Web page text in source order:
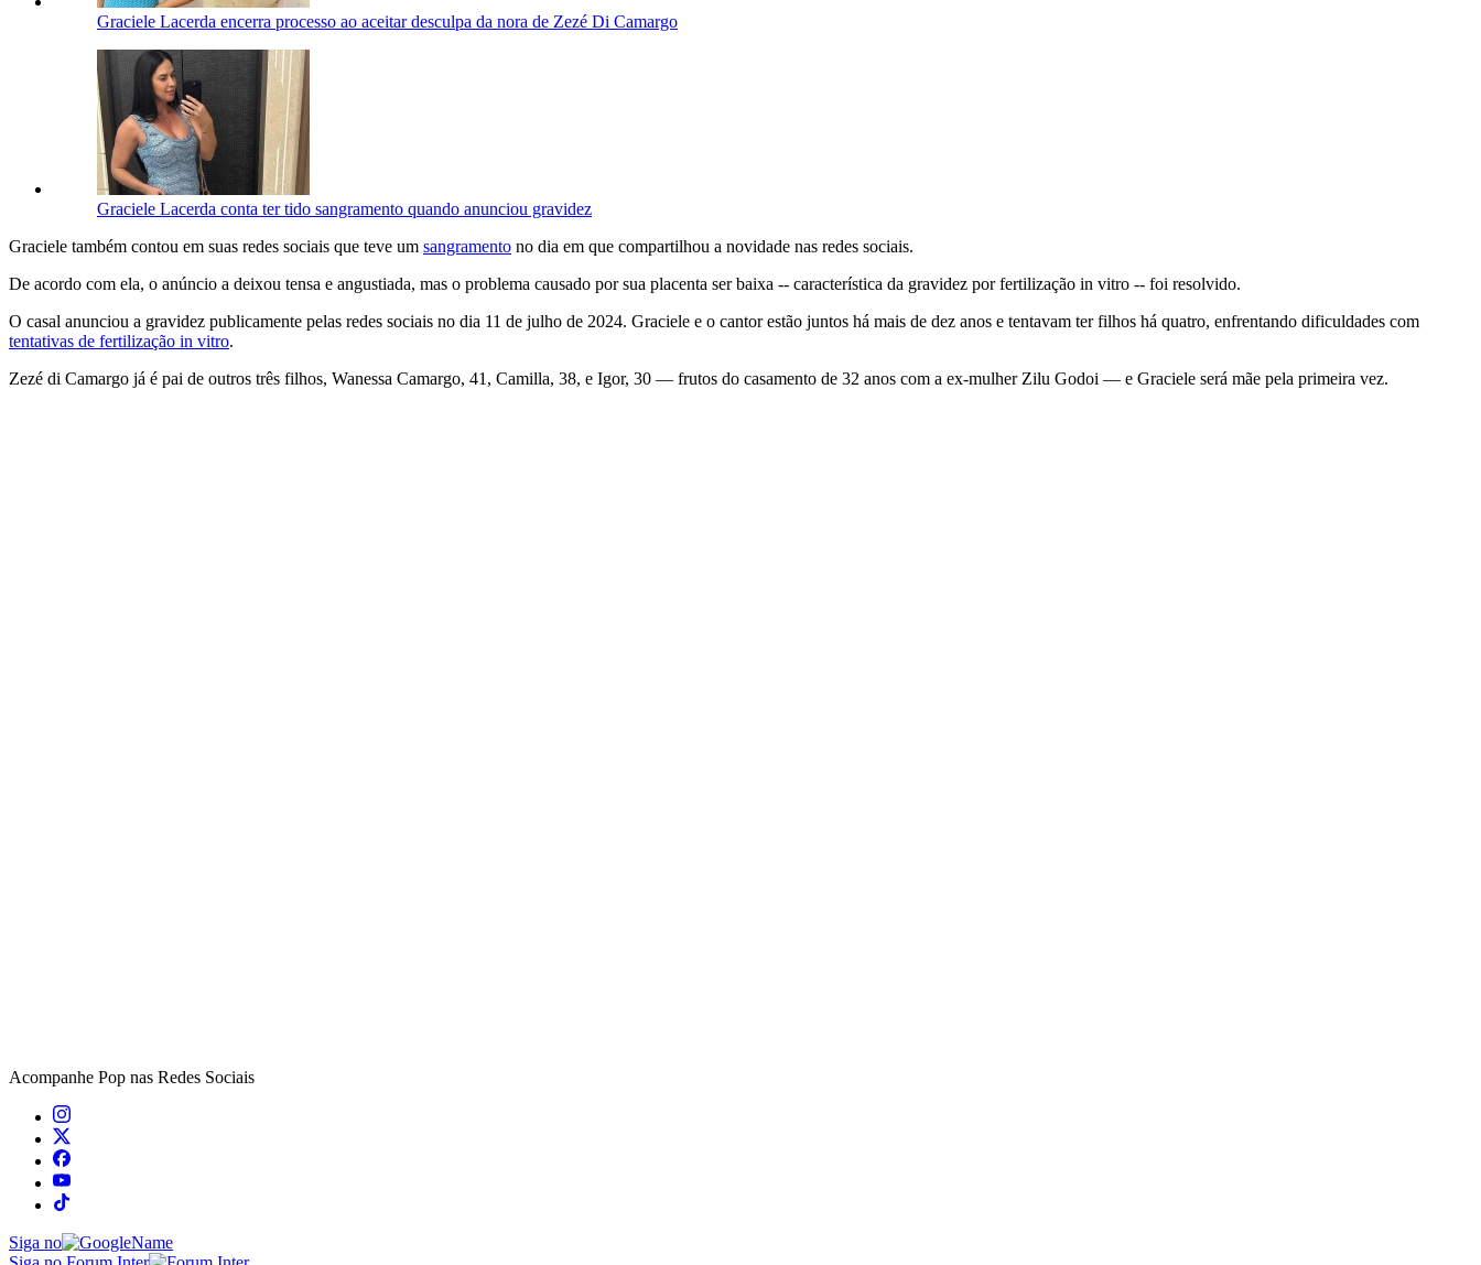
Graciele Lacerda encerra processo ao aceitar desculpa da nora de Zezé Di Camargo
Graciele Lacerda conta ter tido sangramento quando anunciou gravidez
Graciele também contou em suas redes sociais que teve um sangramento no dia em que compartilhou a novidade nas redes sociais.
De acordo com ela, o anúncio a deixou tensa e angustiada, mas o problema causado por sua placenta ser baixa -- característica da gravidez por fertilização in vitro -- foi resolvido.
O casal anunciou a gravidez publicamente pelas redes sociais no dia 11 de julho de 2024. Graciele e o cantor estão juntos há mais de dez anos e tentavam ter filhos há quatro, enfrentando dificuldades com
tentativas de fertilização in vitro.
Zezé di Camargo já é pai de outros três filhos, Wanessa Camargo, 41, Camilla, 38, e Igor, 30 — frutos do casamento de 32 anos com a ex-mulher Zilu Godoi — e Graciele será mãe pela primeira vez.
Acompanhe Pop nas Redes Sociais
Siga no